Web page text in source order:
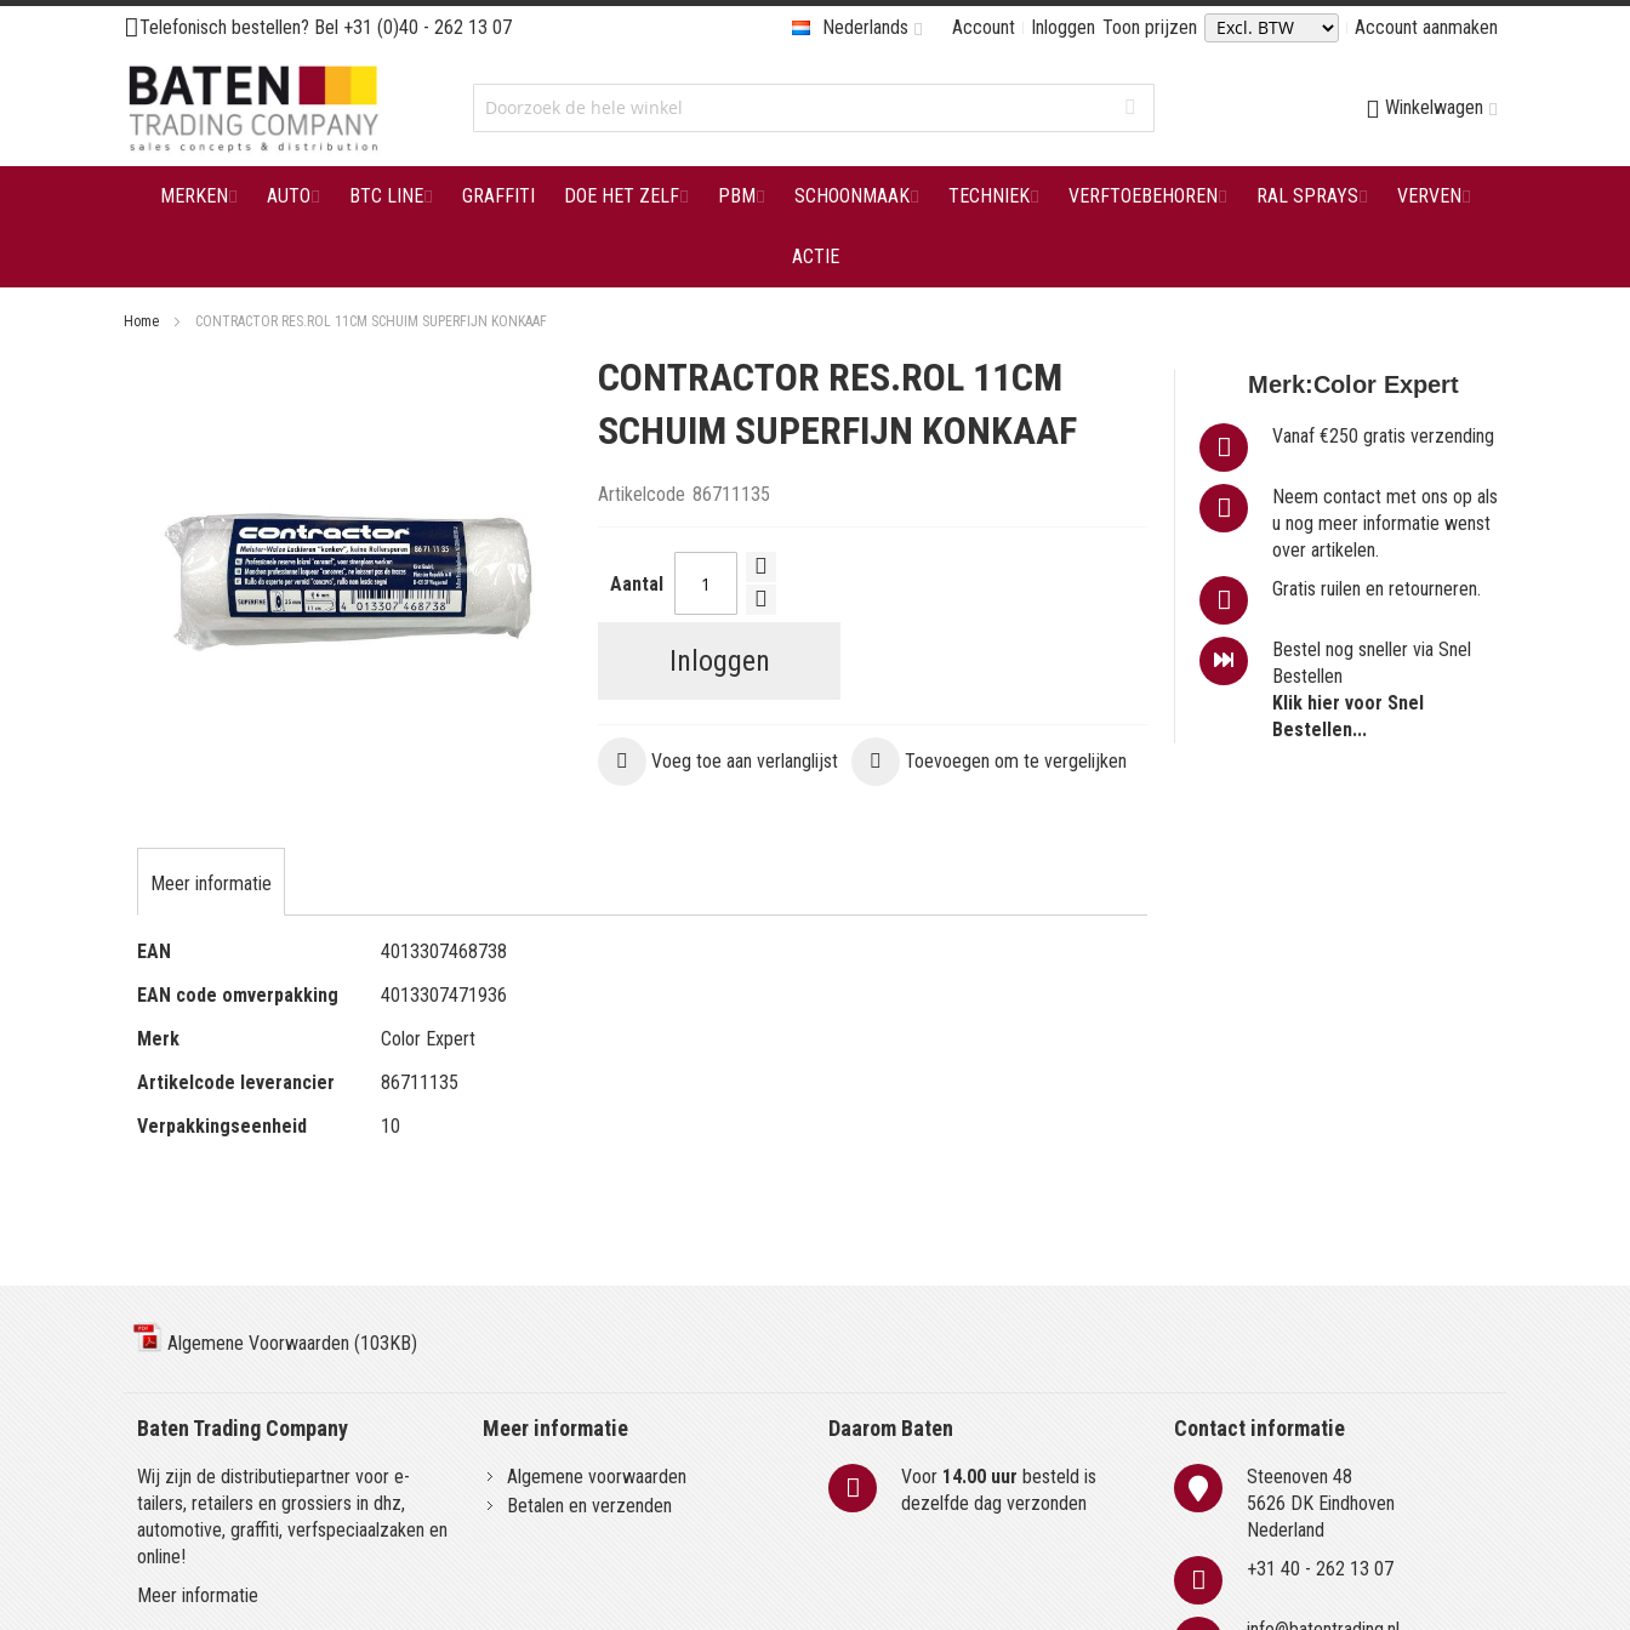
Ga
naar
de
inhoud
Telefonisch bestellen? Bel +31 (0)40 - 262 13 07 Account Inloggen Toon prijzen Account aanmaken
Nederlands
Winkelwagen
MERKEN AUTO BTC LINE GRAFFITI DOE HET ZELF PBM SCHOONMAAK TECHNIEK VERFTOEBEHOREN RAL SPRAYS VERVEN
ACTIE
Home CONTRACTOR RES.ROL 11CM SCHUIM SUPERFIJN KONKAAF
afbeeldingen-
naar
begin
de
gallerij
CONTRACTOR RES.ROL 11CM
SCHUIM SUPERFIJN KONKAAF
Artikelcode 86711135
Aantal
Inloggen
Voeg toe aan verlanglijst Toevoegen om te vergelijken
Merk:Color Expert
Vanaf €250 gratis verzending
Neem contact met ons op als
u nog meer informatie wenst
over artikelen.
Gratis ruilen en retourneren.
Bestel nog sneller via Snel
Bestellen
Klik hier voor Snel
Bestellen...
Meer informatie
Meer
EAN
4013307468738
EAN code omverpakking
4013307471936
Merk
Color Expert
Artikelcode leverancier
86711135
Verpakkingseenheid
10
Algemene Voorwaarden (103KB)
Baten Trading Company
Wij zijn de distributiepartner voor e-
tailers, retailers en grossiers in dhz,
automotive, graffiti, verfspeciaalzaken en
online!
Meer informatie
Meer informatie
Algemene voorwaarden
Betalen en verzenden
Daarom Baten
Voor 14.00 uur besteld is
dezelfde dag verzonden
Contact informatie
Steenoven 48
5626 DK Eindhoven
Nederland
+31 40 - 262 13 07